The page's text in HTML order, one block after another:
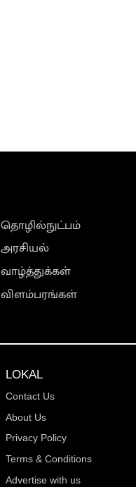
தொழில்நுட்பம்
அரசியல்
வாழ்த்துக்கள்
விளம்பரங்கள்
LOKAL
Contact Us
About Us
Privacy Policy
Terms & Conditions
Advertise with us